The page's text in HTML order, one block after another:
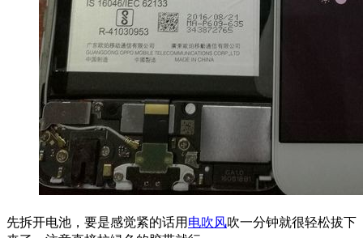
先拆开电池，要是感觉紧的话用 电吹风吹一分钟就很轻松拔下